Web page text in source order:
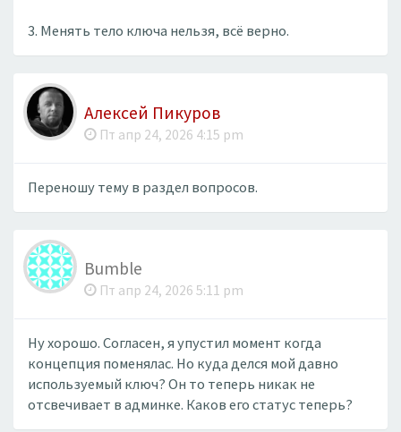
3. Менять тело ключа нельзя, всё верно.
Алексей Пикуров
Пт апр 24, 2026 4:15 pm
Переношу тему в раздел вопросов.
Bumble
Пт апр 24, 2026 5:11 pm
Ну хорошо. Согласен, я упустил момент когда
концепция поменялас. Но куда делся мой давно
используемый ключ? Он то теперь никак не
отсвечивает в админке. Каков его статус теперь?